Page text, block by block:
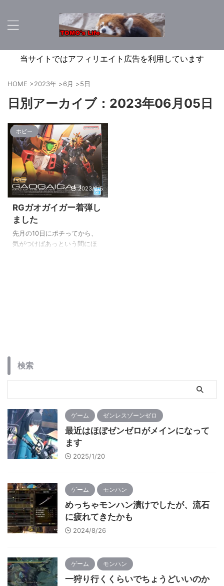
当サイトではアフィリエイト広告を利用しています
HOME >2023年 >6月 >5日
日別アーカイブ：2023年06月05日
ホビー
2023/6/5
RGガオガイガー着弾し
ました
先月の10日にポチってから、
気がつけばあっという間にほ
検索
ゲーム ゼンレスゾーンゼロ
最近はほぼゼンゼロがメインになって
ます
2025/1/20
ゲーム モンハン
めっちゃモンハン漬けでしたが、流石
に疲れてきたかも
2024/8/26
ゲーム モンハン
一狩り行くくらいでちょうどいいのか